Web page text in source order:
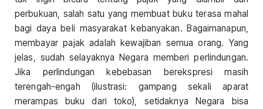
perbukuan, salah satu yang membuat buku terasa mahal
bagi daya beli masyarakat kebanyakan. Bagaimanapun,
membayar pajak adalah kewajiban semua orang. Yang
jelas, sudah selayaknya Negara memberi perlindungan.
Jika perlindungan kebebasan berekspresi masih
terengah-engah (ilustrasi: gampang sekali aparat
merampas buku dari toko), setidaknya Negara bisa